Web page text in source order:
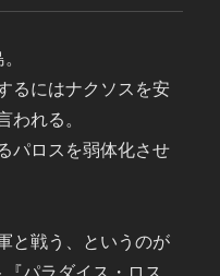
るにはナクソスを安
われる。
パロスを弱体化させ
と戦う、というのが
パラダイス・ロス